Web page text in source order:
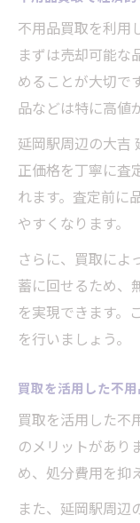
不用品買取を利用
まずは売却可能な
めることが大切で
品などは特に高値
延岡駅周辺の大吉
正価格を丁寧に査
れます。査定前に
やすくなります。
さらに、買取によ
蓄に回せるため、
を実現できます。
を行いましょう。
買取を活用した不
買取を活用した不
のメリットがあり
め、処分費用を抑
また、延岡駅周辺